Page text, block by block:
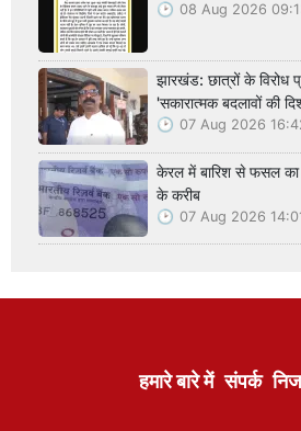
08 Aug 2026
झारखंड: छात्रों के विरोध
'सकारात्मक बदलावों की
07 Aug 2026
केरल में बारिश से फसल
के करीब
07 Aug 2026
हमारे बारे में संपर्क